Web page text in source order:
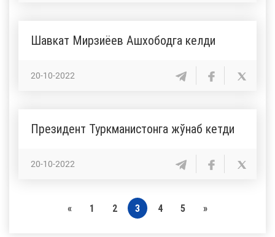
Шавкат Мирзиёев Ашхободга келди
20-10-2022
Президент Туркманистонга жўнаб кетди
20-10-2022
« 1 2 3 4 5 »